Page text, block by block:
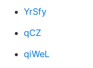
YrSfy
qCZ
qiWeL